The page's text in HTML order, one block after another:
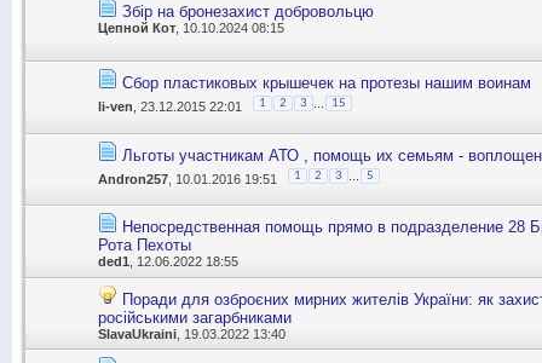
Збір на бронезахист добровольцю
Цепной Кот , 10.10.2024 08:15
Сбор пластиковых крышечек на протезы нашим воинам
li-ven , 23.12.2015 22:01 1 2 3 15
Льготы участникам АТО , помощь их семьям -
Andron257 , 10.01.2016 19:51 1 2 3 5
Непосредственная помощь прямо в подразделение 28
Рота Пехоты
ded1 , 12.06.2022 18:55
Поради для озброєних мирних жителів України: як
російськими загарбниками
SlavaUkraini , 19.03.2022 13:40